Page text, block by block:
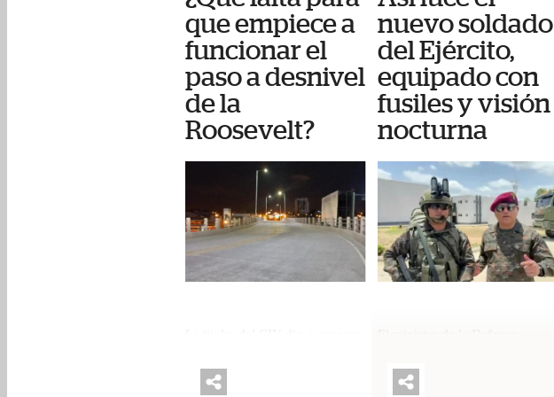
que empiece a
funcionar el
paso a desnivel
de la
Roosevelt?
empiece a funcionar el paso a
nuevo soldado
del Ejército,
equipado con
fusiles y visión
nocturna
será el "nuevo soldado